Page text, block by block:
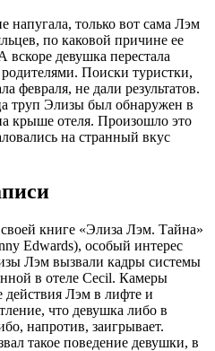
напугала, только вот сама Лэм
по каковой причине ее
девушка перестала
Поиски туристки,
февраля, не дали результатов.
труп Элизы был обнаружен в
крыше отеля. Произошло это
на странный вкус
книге «Элиза Лэм. Тайна»
Edwards), особый интерес
Лэм вызвали кадры системы
в отеле Cecil. Камеры
действия Лэм в лифте и
что девушка либо в
напротив, заигрывает.
такое поведение девушки, в